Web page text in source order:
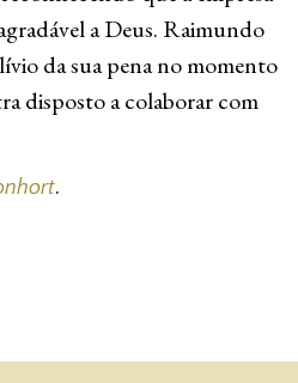
a Deus. Raimundo
da sua pena no momento
disposto a colaborar com
.